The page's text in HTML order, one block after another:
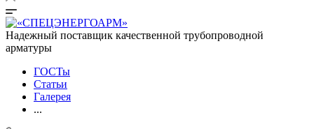
Надежный поставщик качественной трубопроводной
арматуры
ГОСТы
Статьи
Галерея
...